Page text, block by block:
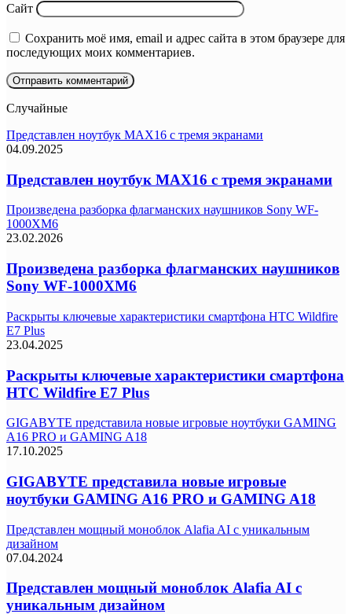
Сайт
Сохранить моё имя, email и адрес сайта в этом браузере для
последующих моих комментариев.
Случайные
Представлен ноутбук MAX16 с тремя экранами
04.09.2025
Представлен ноутбук MAX16 с тремя экранами
Произведена разборка флагманских наушников Sony WF-
1000XM6
23.02.2026
Произведена разборка флагманских наушников
Sony WF-1000XM6
Раскрыты ключевые характеристики смартфона HTC Wildfire
E7 Plus
23.04.2025
Раскрыты ключевые характеристики смартфона
HTC Wildfire E7 Plus
GIGABYTE представила новые игровые ноутбуки GAMING
A16 PRO и GAMING A18
17.10.2025
GIGABYTE представила новые игровые
ноутбуки GAMING A16 PRO и GAMING A18
Представлен мощный моноблок Alafia AI с уникальным
дизайном
07.04.2024
Представлен мощный моноблок Alafia AI с
уникальным дизайном